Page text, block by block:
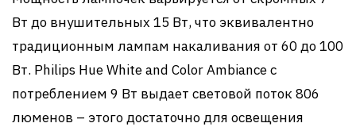
Вт до внушительных 15 Вт, что эквивалентно
традиционным лампам накаливания от 60 до 100
Вт. Philips Hue White and Color Ambiance с
потреблением 9 Вт выдает световой поток 806
люменов – этого достаточно для освещения